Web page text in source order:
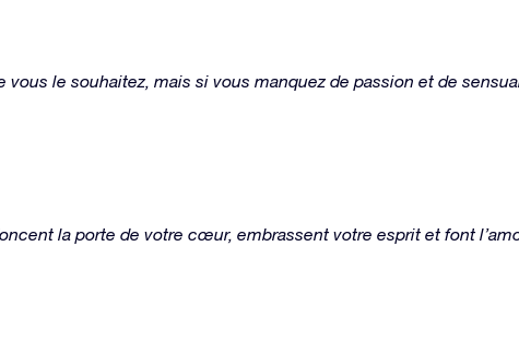
vous le souhaitez, mais si vous manquez de passion et de
la porte de votre cœur, embrassent votre esprit et font